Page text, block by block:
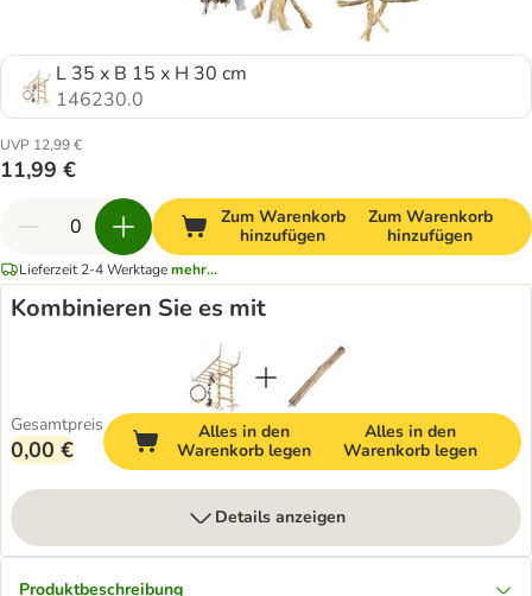
L 35 x B 15 x H 30 cm
146230.0
UVP 12,99 €
11,99 €
Zum Warenkorb
hinzufügen
Zum Warenkorb
hinzufügen
Lieferzeit 2-4 Werktagemehr...
Kombinieren Sie es mit
Gesamtpreis
0,00 €
Alles in den
Warenkorb legen
Alles in den
Warenkorb legen
Details anzeigen
Produktbeschreibung